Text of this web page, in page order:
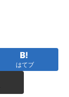
はてブ